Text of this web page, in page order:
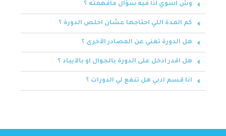
وش اسوي اذا فيه سؤال مافهمته ؟
كم المدة اللي احتاجها عشان اخلص الدورة ؟
هل الدورة تغني عن المصادر الأخرى ؟
هل اقدر ادخل على الدورة بالجوال او بالآيباد ؟
انا قسم ادبي هل تنفع لي الدورات ؟